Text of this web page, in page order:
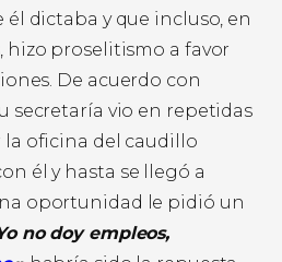
él dictaba y que incluso, en
hizo proselitismo a favor
De acuerdo con
secretaría vio en repetidas
la oficina del caudillo
él y hasta se llegó a
oportunidad le pidió un
no doy empleos,